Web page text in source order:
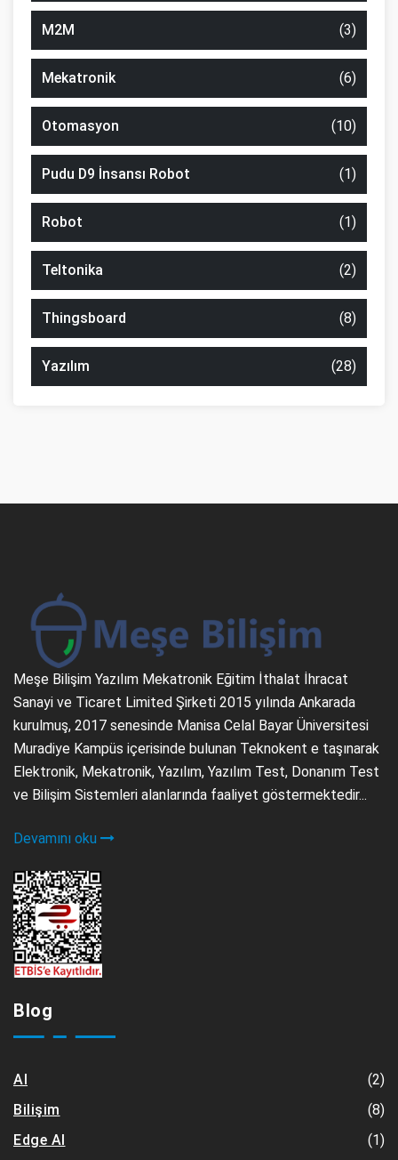
M2M (3)
Mekatronik (6)
Otomasyon (10)
Pudu D9 İnsansı Robot (1)
Robot (1)
Teltonika (2)
Thingsboard (8)
Yazılım (28)
Meşe Bilişim Yazılım Mekatronik Eğitim İthalat İhracat
Sanayi ve Ticaret Limited Şirketi 2015 yılında Ankarada
kurulmuş, 2017 senesinde Manisa Celal Bayar Üniversitesi
Muradiye Kampüs içerisinde bulunan Teknokent e taşınarak
Elektronik, Mekatronik, Yazılım, Yazılım Test, Donanım Test
ve Bilişim Sistemleri alanlarında faaliyet göstermektedir...
Devamını oku
Blog
AI
(2)
Bilişim
(8)
Edge AI
(1)